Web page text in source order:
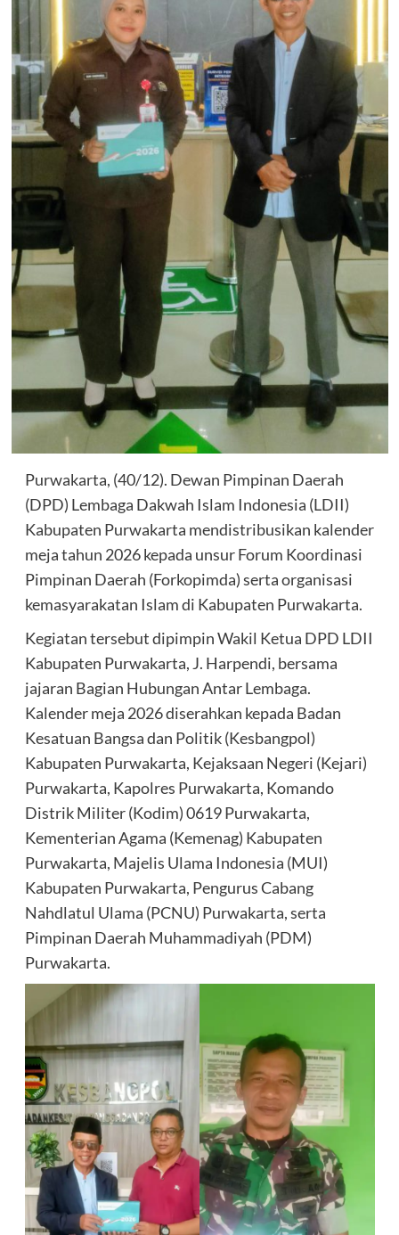
Purwakarta, (40/12). Dewan Pimpinan Daerah
(DPD) Lembaga Dakwah Islam Indonesia (LDII)
Kabupaten Purwakarta mendistribusikan kalender
meja tahun 2026 kepada unsur Forum Koordinasi
Pimpinan Daerah (Forkopimda) serta organisasi
kemasyarakatan Islam di Kabupaten Purwakarta.
Kegiatan tersebut dipimpin Wakil Ketua DPD LDII
Kabupaten Purwakarta, J. Harpendi, bersama
jajaran Bagian Hubungan Antar Lembaga.
Kalender meja 2026 diserahkan kepada Badan
Kesatuan Bangsa dan Politik (Kesbangpol)
Kabupaten Purwakarta, Kejaksaan Negeri (Kejari)
Purwakarta, Kapolres Purwakarta, Komando
Distrik Militer (Kodim) 0619 Purwakarta,
Kementerian Agama (Kemenag) Kabupaten
Purwakarta, Majelis Ulama Indonesia (MUI)
Kabupaten Purwakarta, Pengurus Cabang
Nahdlatul Ulama (PCNU) Purwakarta, serta
Pimpinan Daerah Muhammadiyah (PDM)
Purwakarta.